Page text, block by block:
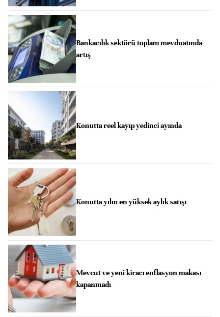
Bankacılık sektörü toplam mevduatında
artış
Konutta reel kayıp yedinci ayında
Konutta yılın en yüksek aylık satışı
Mevcut ve yeni kiracı enflasyon makası
kapanmadı